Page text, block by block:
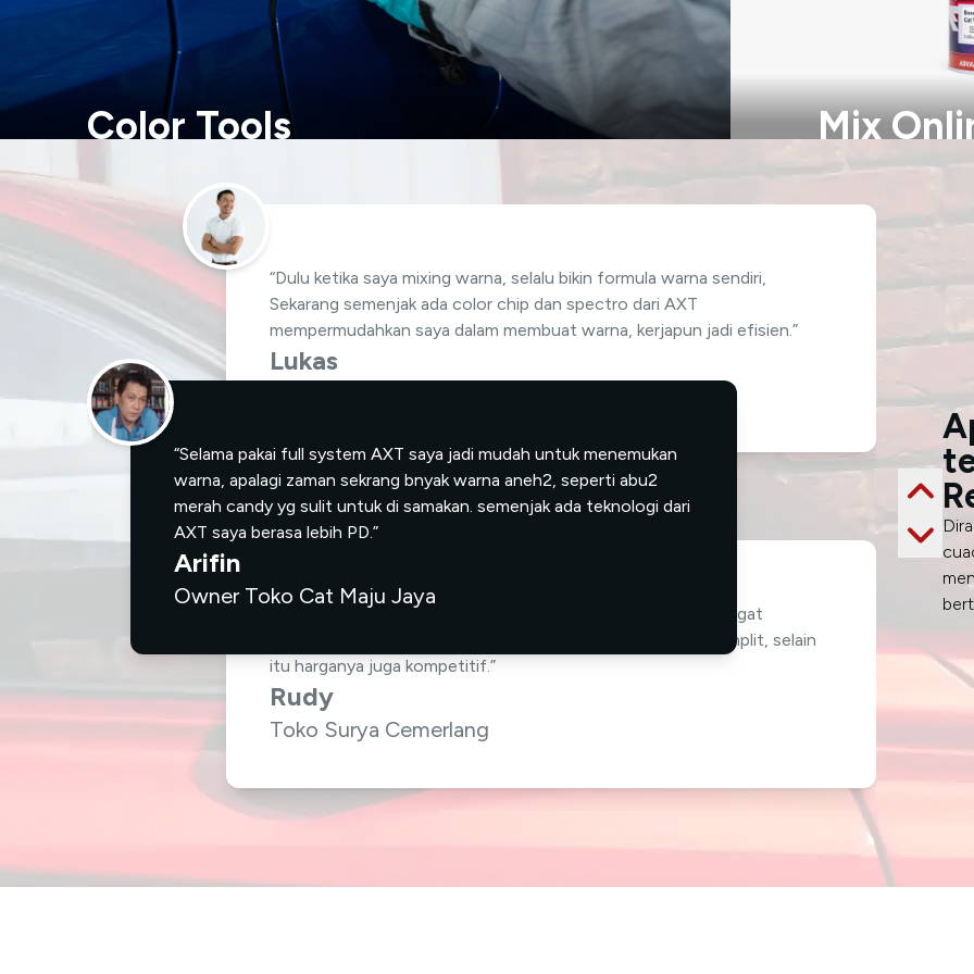
Color Tools
Color tools terkini memudahkan kita untuk mencocokan warna dengan
berbagai fitur, seperti palet warna, roda warna, dan kode warna.
Baca Lebih Lanjut
Mix
Color tools terkini
berbagai fitur,
“Dulu ketika saya mixing warna, selalu bikin formula warna sendiri,
Sekarang semenjak ada color chip dan spectro dari AXT
mempermudahkan saya dalam membuat warna, kerjapun jadi efisien.”
Lukas
“Selama pakai full system AXT saya jadi mudah untuk menemukan
warna, apalagi zaman sekrang bnyak warna aneh2, seperti abu2
merah candy yg sulit untuk di samakan. semenjak ada teknologi dari
AXT saya berasa lebih PD.”
Arifin
Owner Toko Cat Maju Jaya
“Teknologi dari AXT seperti spectrometer dan color chip sangat
mempermudah pengerjaan apalagi data base formulanya komplit, selain
itu harganya juga kompetitif.”
Rudy
Toko Surya Cemerlang